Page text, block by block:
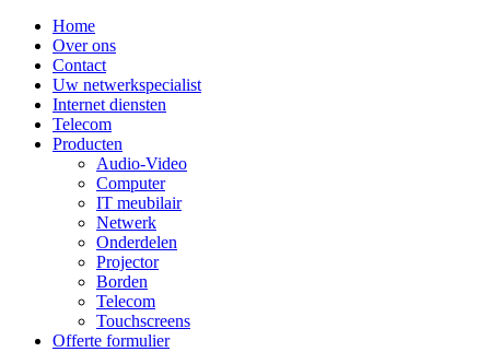
Home
Over ons
Contact
Uw netwerkspecialist
Internet diensten
Telecom
Producten
Audio-Video
Computer
IT meubilair
Netwerk
Onderdelen
Projector
Borden
Telecom
Touchscreens
Offerte formulier